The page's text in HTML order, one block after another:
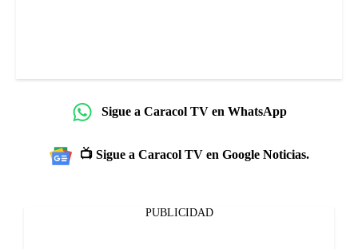
Sigue a Caracol TV en WhatsApp
📺 Sigue a Caracol TV en Google Noticias.
PUBLICIDAD